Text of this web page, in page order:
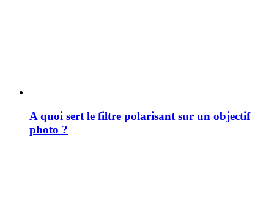
A quoi sert le filtre polarisant sur un objectif
photo ?